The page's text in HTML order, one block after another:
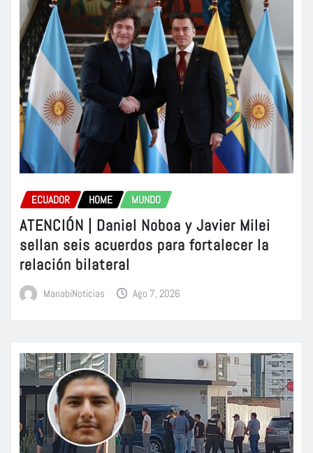
ECUADOR HOME MUNDO
ATENCIÓN | Daniel Noboa y Javier Milei
sellan seis acuerdos para fortalecer la
relación bilateral
ManabiNoticias Ago 7, 2026